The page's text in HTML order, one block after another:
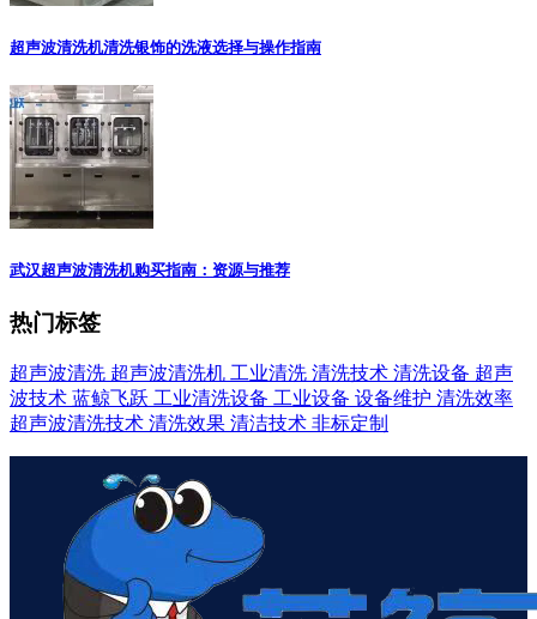
超声波清洗机清洗银饰的洗液选择与操作指南
武汉超声波清洗机购买指南：资源与推荐
热门标签
超声波清洗 超声波清洗机 工业清洗 清洗技术 清洗设备 超声
波技术 蓝鲸飞跃 工业清洗设备 工业设备 设备维护 清洗效率
超声波清洗技术 清洗效果 清洁技术 非标定制